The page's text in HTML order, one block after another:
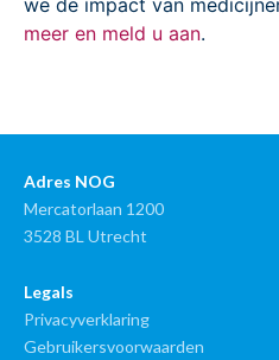
we de impact van
meer en meld u aan.
Adres NOG
Mercatorlaan 1200
3528 BL Utrecht
Legals
Privacyverklaring
Gebruikersvoorwaarden